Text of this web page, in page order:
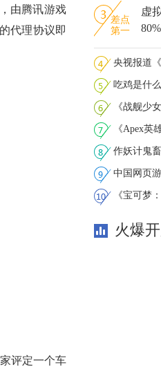
由腾讯游戏
代理协议即
评定一个车
差点
第一
虚
央视报道
吃鸡是什
是
《战舰少
声
《Apex英
作妖计鬼
下
中国网页
游
《宝可梦
火爆